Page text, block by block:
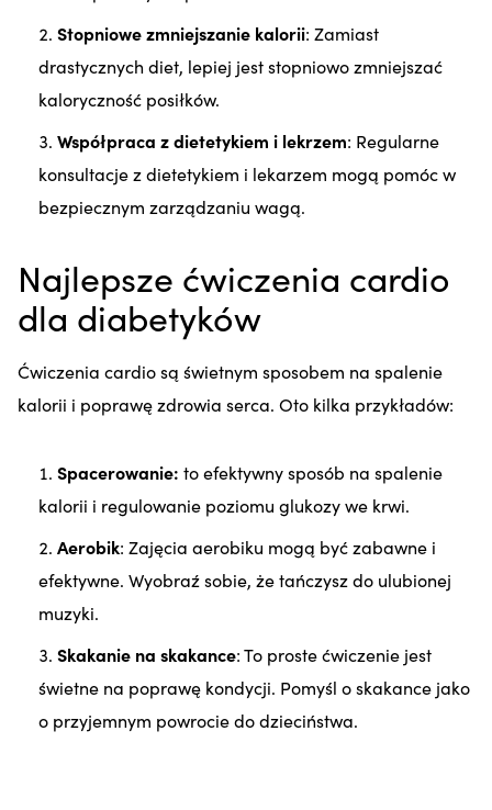
Stopniowe zmniejszanie kalorii: Zamiast
drastycznych diet, lepiej jest stopniowo zmniejszać
kaloryczność posiłków.
Współpraca z dietetykiem i lekrzem: Regularne
konsultacje z dietetykiem i lekarzem mogą pomóc w
bezpiecznym zarządzaniu wagą.
Najlepsze ćwiczenia cardio
dla diabetyków
Ćwiczenia cardio są świetnym sposobem na spalenie
kalorii i poprawę zdrowia serca. Oto kilka przykładów:
Spacerowanie: to efektywny sposób na spalenie
kalorii i regulowanie poziomu glukozy we krwi.
Aerobik: Zajęcia aerobiku mogą być zabawne i
efektywne. Wyobraź sobie, że tańczysz do ulubionej
muzyki.
Skakanie na skakance: To proste ćwiczenie jest
świetne na poprawę kondycji. Pomyśl o skakance jako
o przyjemnym powrocie do dzieciństwa.